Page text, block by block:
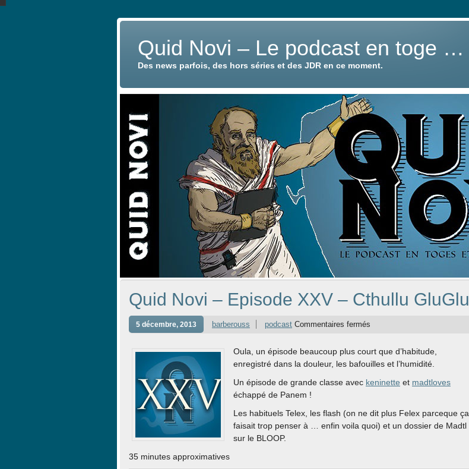
Quid Novi – Le podcast en toge …
Des news parfois, des hors séries et des JDR en ce moment.
Quid Novi – Episode XXV – Cthullu GluGlu
5 décembre, 2013 barberouss podcast Commentaires fermés
Oula, un épisode beaucoup plus court que d’habitude,
enregistré dans la douleur, les bafouilles et l’humidité.
Un épisode de grande classe avec keninette et madtloves
échappé de Panem !
Les habituels Telex, les flash (on ne dit plus Felex parceque ça
faisait trop penser à … enfin voila quoi) et un dossier de Madtl
sur le BLOOP.
35 minutes approximatives